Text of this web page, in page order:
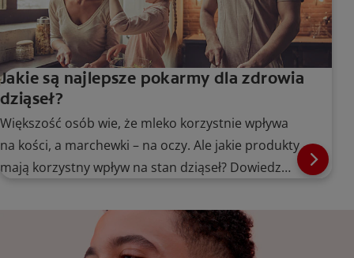
Jakie są najlepsze pokarmy dla zdrowia
dziąseł?
Większość osób wie, że mleko korzystnie wpływa
na kości, a marchewki – na oczy. Ale jakie produkty
mają korzystny wpływ na stan dziąseł? Dowiedz